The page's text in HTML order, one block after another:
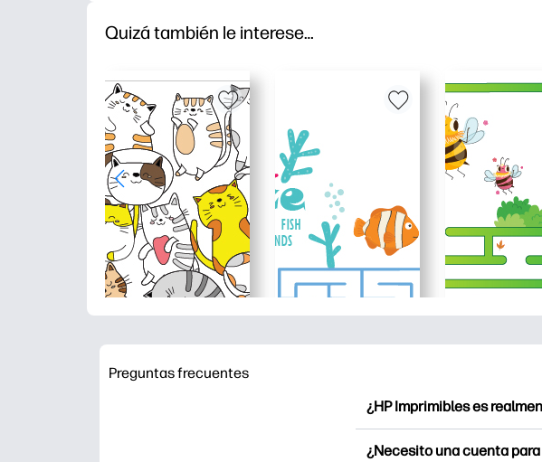
Quizá también le interese…
Preguntas frecuentes
¿HP Imprimibles es
¿Necesito una cuenta